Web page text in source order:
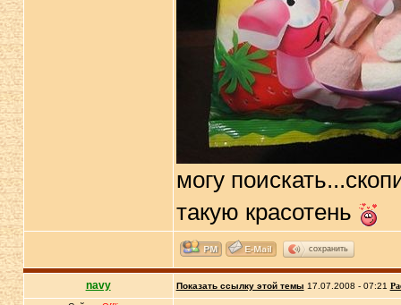
могу
такую красотень
сохранить
navy Показать ссылку этой темы 17.07.2008 - 07:21